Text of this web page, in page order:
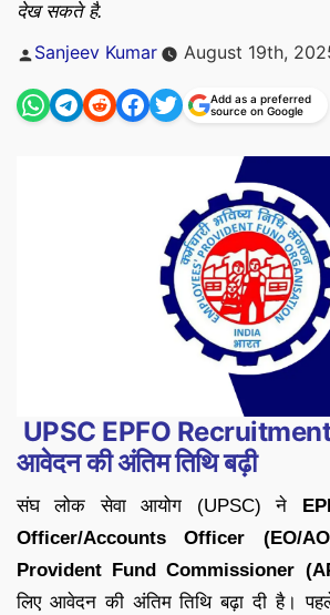
देख सकते है.
Posted
Sanjeev Kumar August 19th,
Add as a preferred
source on Google
UPSC EPFO
आवेदन की अंतिम तिथि बढ़ी
संघ लोक सेवा आयोग (UPSC) ने
Officer/Accounts Officer (EO/
Provident Fund Commissioner
लिए आवेदन की अंतिम तिथि बढ़ा दी है।